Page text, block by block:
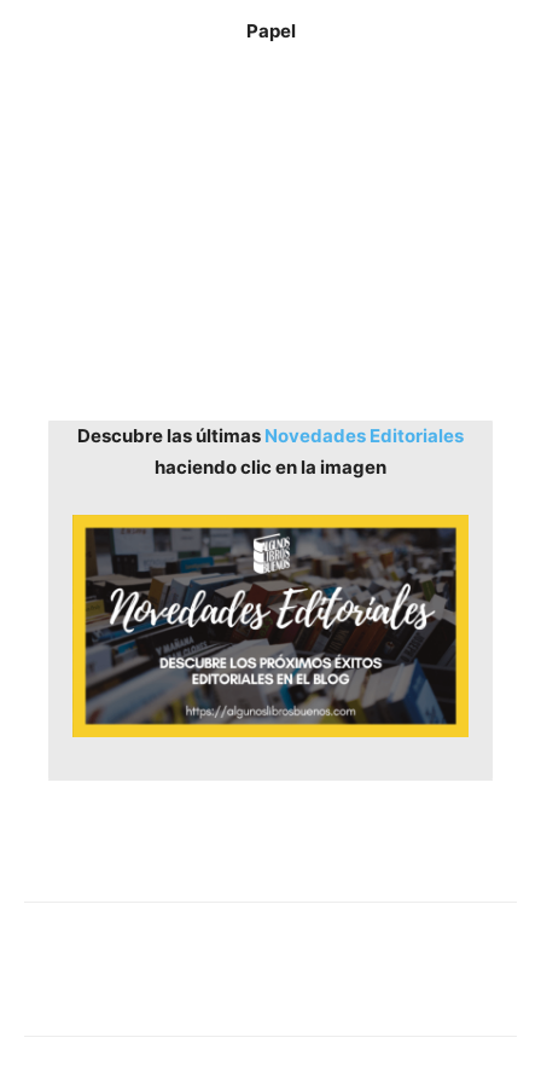
Papel
Descubre las últimas Novedades Editoriales
haciendo clic en la imagen